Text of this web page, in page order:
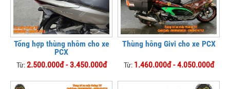
Tổng hợp thùng nhôm cho xe
PCX
Từ:2.500.000đ - 3.450.000đ
Thùng hông Givi cho xe PCX
Từ: 1.460.000đ - 4.050.000đ